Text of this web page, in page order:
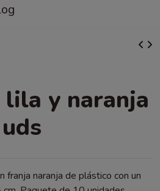
lila y naranja
franja naranja de plástico con un